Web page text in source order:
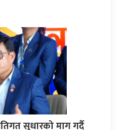
सुधारको माग गर्दै